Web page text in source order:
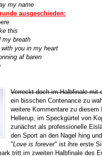
my name
ausgeschieden:
this
my breath
with you in my heart
af baren
Verreckt doch im Halbfinale mit
ein bisschen Contenance zu
weitere Kommentare zu diesem
Hellerup, im Speckgürtel von
zunächst als professionelle
den Sport an den Nagel hing
"Love is forever" ist ihre erste
tritt im zweiten Halbfinale des